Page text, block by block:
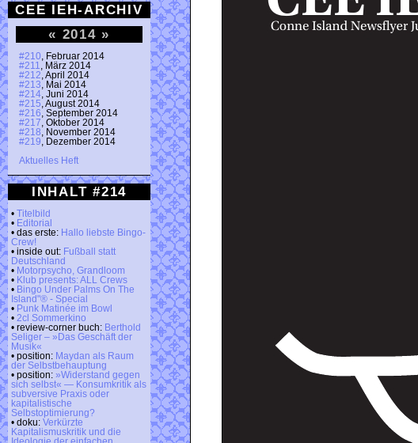
CEE IEH-ARCHIV
« 2014 »
#210 , Februar 2014
#211
, März 2014
#212 , April 2014
#213 , Mai 2014
#214 , Juni 2014
#215 , August 2014
#216 , September 2014
#217 , Oktober 2014
#218 , November 2014
#219 , Dezember 2014
Aktuelles Heft
INHALT #214
• Titelbild
• Editorial
• das erste: Hallo liebste Bingo-
Crew!
• inside out: Fußball statt
Deutschland
• Motorpsycho, Grandloom
• Klub presents: ALL Crews
• Bingo Under Palms On The
Island"® - Special
• Punk Matinée im Bowl
• 2cl Sommerkino
• review-corner buch: Berthold
Seliger – »Das Geschäft der
Musik«
• position: Maydan als Raum
der Selbstbehauptung
• position: »Widerstand gegen
sich selbst« — Konsumkritik als
subversive Praxis oder
kapitalistische
Selbstoptimierung?
• doku: Verkürzte
Kapitalismuskritik und die